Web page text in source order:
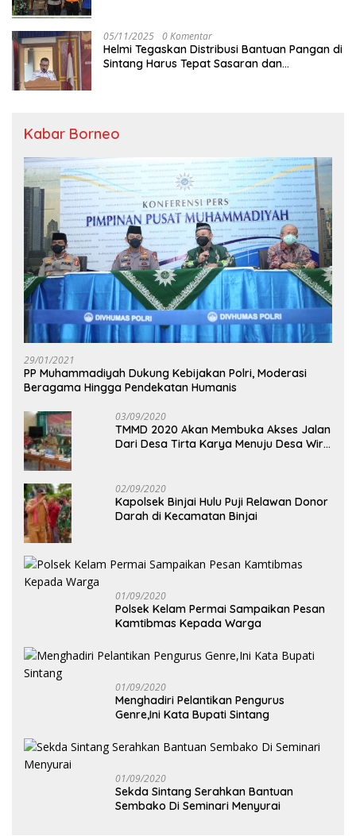
05/11/2025 0 Komentar
Helmi Tegaskan Distribusi Bantuan Pangan di
Sintang Harus Tepat Sasaran dan
Kabar Borneo
29/01/2021
PP Muhammadiyah Dukung Kebijakan Polri, Moderasi
Beragama Hingga Pendekatan Humanis
03/09/2020
TMMD 2020 Akan Membuka Akses Jalan
Dari Desa Tirta Karya Menuju Desa Wira
02/09/2020
Kapolsek Binjai Hulu Puji Relawan Donor
Darah di Kecamatan Binjai
01/09/2020
Polsek Kelam Permai Sampaikan Pesan
Kamtibmas Kepada Warga
01/09/2020
Menghadiri Pelantikan Pengurus
Genre,Ini Kata Bupati Sintang
01/09/2020
Sekda Sintang Serahkan Bantuan
Sembako Di Seminari Menyurai